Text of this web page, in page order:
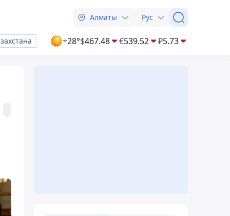
Алматы Рус
+28°$467.48 €539.52 ₽5.73